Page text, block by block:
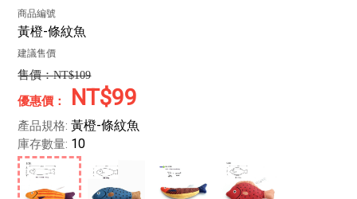
商品編號
黃橙-條紋魚
建議售價
NT$109
NT$99
產品規格: 黃橙-條紋魚
庫存數量: 10